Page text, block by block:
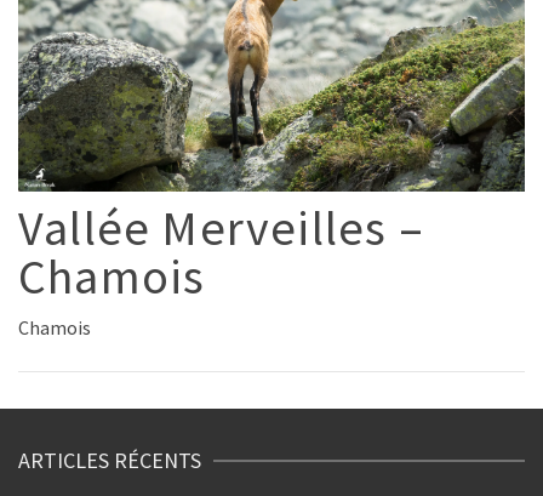
Vallée Merveilles –
Chamois
Chamois
ARTICLES RÉCENTS